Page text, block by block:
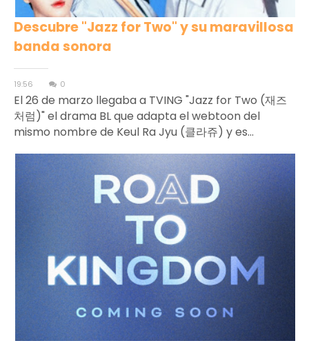
Descubre "Jazz for Two" y su maravillosa
banda sonora
19:56 0
El 26 de marzo llegaba a TVING "Jazz for Two (재즈
처럼)" el drama BL que adapta el webtoon del
mismo nombre de Keul Ra Jyu (클라쥬) y es...